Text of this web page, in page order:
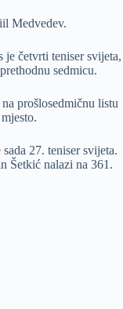
Medvedev.
je četvrti teniser svijeta,
sedmicu.
prošlosedmičnu listu
27. teniser svijeta.
Šetkić nalazi na 361.